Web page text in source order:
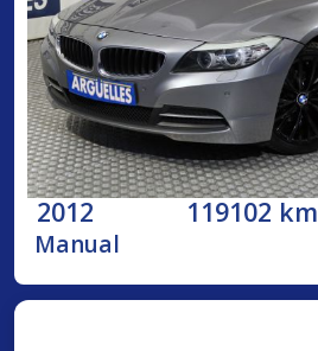
2012 119102 km
Manual